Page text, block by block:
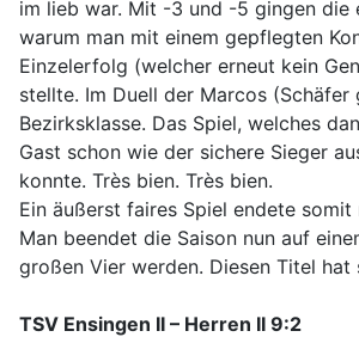
im lieb war. Mit -3 und -5 gingen die
warum man mit einem gepflegten
Einzelerfolg (welcher erneut kein
stellte. Im Duell der Marcos
Bezirksklasse. Das Spiel, welches
Gast schon wie der sichere Sieger
konnte. Très bien. Très bien.
Ein äußerst faires Spiel endete
Man beendet die Saison nun auf
großen Vier werden. Diesen Titel
TSV Ensingen II – Herren II 9:2